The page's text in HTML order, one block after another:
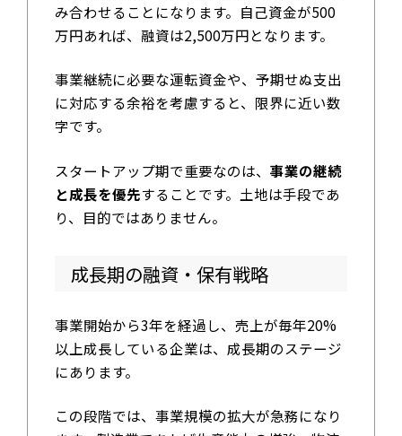
み合わせることになります。自己資金が500
万円あれば、融資は2,500万円となります。
事業継続に必要な運転資金や、予期せぬ支出
に対応する余裕を考慮すると、限界に近い数
字です。
スタートアップ期で重要なのは、 事業の継続
と成長を優先することです。土地は手段であ
り、目的ではありません。
成長期の融資・保有戦略
事業開始から3年を経過し、売上が毎年20%
以上成長している企業は、成長期のステージ
にあります。
この段階では、事業規模の拡大が急務になり